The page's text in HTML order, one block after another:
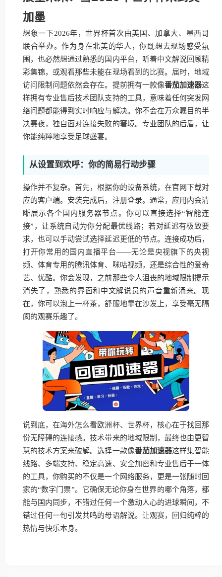
加墨
想象一下2026年，世界杯首次由美国、加拿大、墨西哥
联合举办。作为身在北美的华人，你既想去现场感受氛
围，也必然想通过熟悉的国内平台，听着中文解说回顾精
彩集锦，或观看那些未能在现场看到的比赛。届时，地域
访问限制问题依然会存在。提前拥有一款像番茄加速器这
样拥有专业售后技术团队支持的工具，意味着任何突发网
络问题都能得到实时响应与解决。你不会在万众瞩目的半
决赛夜，独自面对连接失败的窘境。专业团队的后盾，让
你能纯粹地享受足球盛宴。
从设置到欢呼：你的简易行动步骤
操作并不复杂。首先，根据你的设备系统，在官网下载对
应的客户端。安装完成后，注册登录。通常，应用内会清
晰展示各个国内服务器节点。你可以直接选择“智能连
接”，让系统自动为你分配最优线路；若对延迟有极致要
求，也可以手动尝试选择延迟更低的节点。连接成功后，
打开你常用的国内直播平台——无论是央视旗下的央视
频、体育专用的腾讯体育、咪咕视频，还是综合性的爱奇
艺、优酷。你会发现，之前那些令人沮丧的地域限制提示
消失了，熟悉的界面和中文解说员的声音重新涌来。现
在，你可以泡上一杯茶，舒服地靠在沙发上，享受毫无隔
阂的观赛乐趣了。
说到底，在海外怎么看欧洲杯、世界杯，核心在于找回那
份无障碍的连接感。技术带来的地域限制，最终也由更智
慧的技术方案来破解。选择一款像番茄加速器这样集智能
线路、多端支持、稳定高速、安全加密和专业售后于一体
的工具，你购买的不仅是一个网络服务，更是一张随时回
家的“数字门票”。它确保无论你身在世界的哪个角落，都
能与国内同步，不错过任何一个激动人心的进球瞬间，不
错过任何一句引发共鸣的母语解说。让观赛，回归纯粹的
热情与快乐本身。